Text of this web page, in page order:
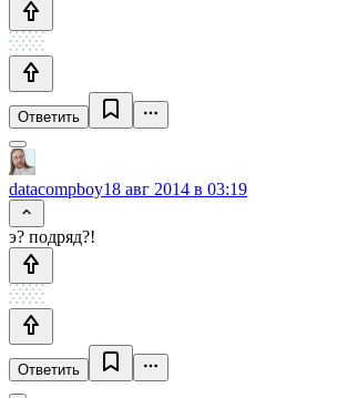
Ответить
datacompboy18 авг 2014 в 03:19
э? подряд?!
Ответить